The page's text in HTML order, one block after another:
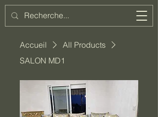
Azoul
Accueil
All Products
SALON MD1